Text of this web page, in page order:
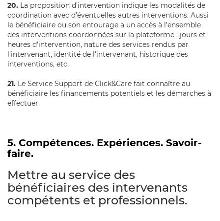
20. La proposition d’intervention indique les modalités de
coordination avec d’éventuelles autres interventions. Aussi
le bénéficiaire ou son entourage a un accès à l’ensemble
des interventions coordonnées sur la plateforme : jours et
heures d’intervention, nature des services rendus par
l’intervenant, identité de l’intervenant, historique des
interventions, etc.
21. Le Service Support de Click&Care fait connaître au
bénéficiaire les financements potentiels et les démarches à
effectuer.
5. Compétences. Expériences. Savoir-
faire.
Mettre au service des
bénéficiaires des intervenants
compétents et professionnels.